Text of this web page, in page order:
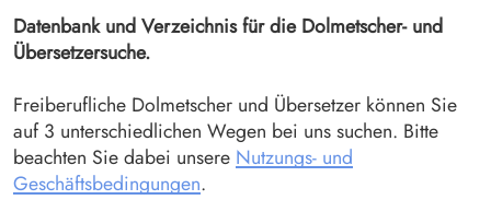
Datenbank und Verzeichnis für die Dolmetscher- und
Übersetzersuche.
Freiberufliche Dolmetscher und Übersetzer können Sie
auf 3 unterschiedlichen Wegen bei uns suchen. Bitte
beachten Sie dabei unsere Nutzungs- und
Geschäftsbedingungen.